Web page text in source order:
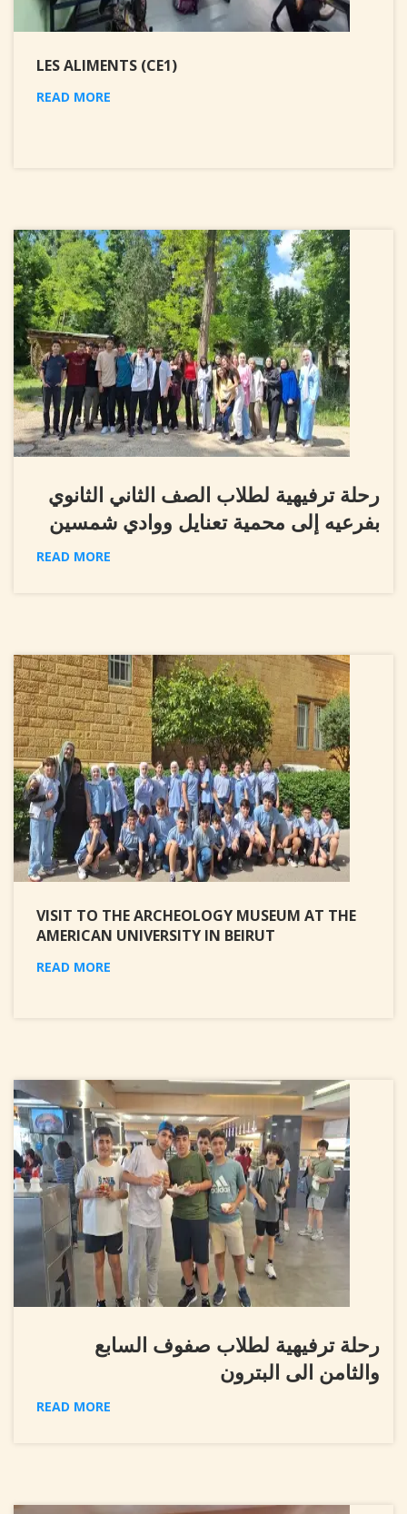
LES ALIMENTS (CE1)
READ MORE
رحلة ترفيهية لطلاب الصف الثاني الثانوي
بفرعيه إلى محمية تعنايل ووادي شمسين
READ MORE
VISIT TO THE ARCHEOLOGY MUSEUM AT THE
AMERICAN UNIVERSITY IN BEIRUT
READ MORE
رحلة ترفيهية لطلاب صفوف السابع
والثامن الى البترون
READ MORE